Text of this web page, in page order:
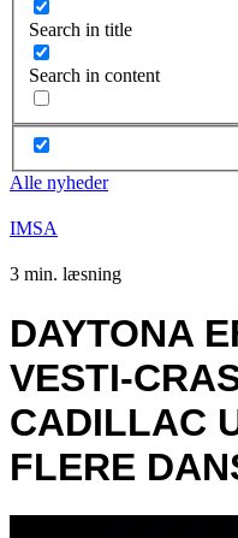
Search in title
Search in content
Alle nyheder
IMSA
3 min. læsning
DAYTONA
VESTI-
CADILLAC
FLERE